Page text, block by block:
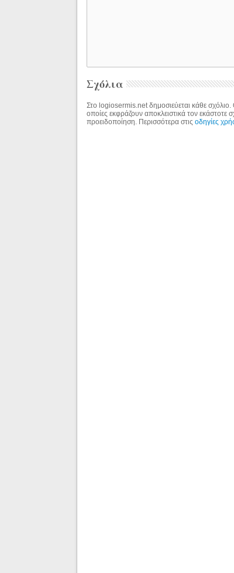
Σχόλια
Στο logiosermis.net δημοσιεύεται κάθε σχόλιο.
οποίες εκφράζουν αποκλειστικά τον εκάστοτε
προειδοποίηση. Περισσότερα στιςοδηγίες